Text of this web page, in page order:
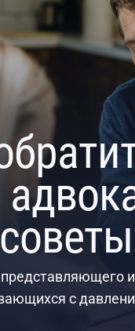
это не просто
лесов и